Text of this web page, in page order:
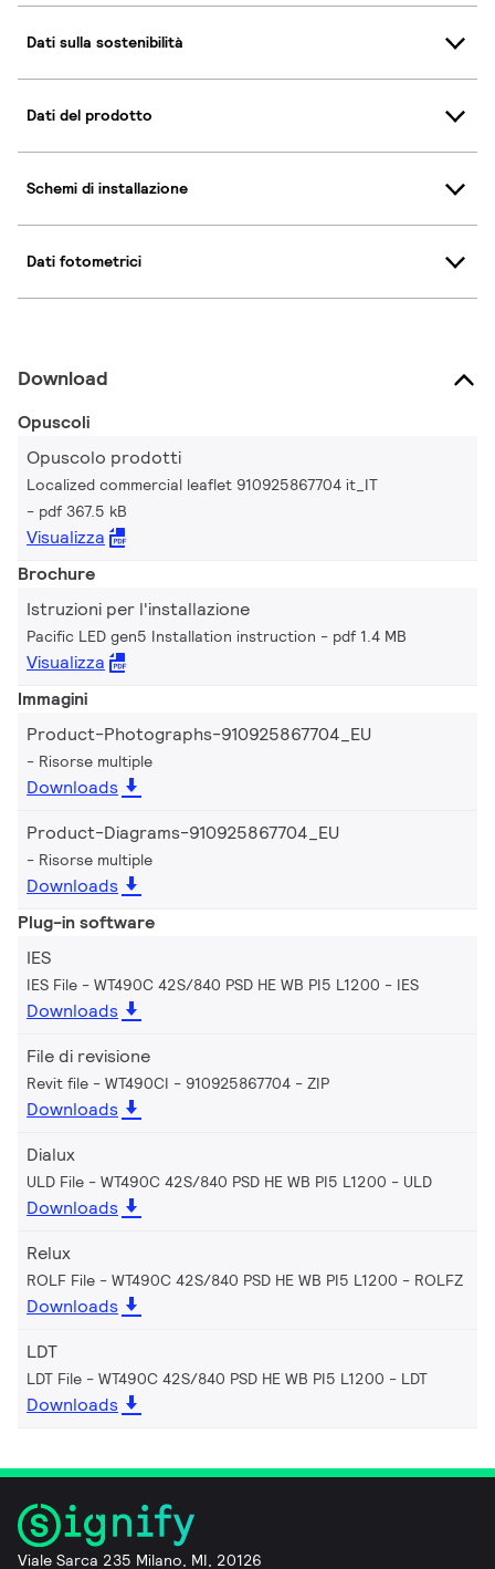
Dati sulla sostenibilità
Dati del prodotto
Schemi di installazione
Dati fotometrici
Download
Opuscoli
Opuscolo prodotti
Localized commercial leaflet 910925867704 it_IT
pdf 367.5 kB
Visualizza
Brochure
Istruzioni per l'installazione
Pacific LED gen5 Installation instruction pdf 1.4 MB
Visualizza
Immagini
Product-Photographs-910925867704_EU
Risorse multiple
Downloads
Product-Diagrams-910925867704_EU
Risorse multiple
Downloads
Plug-in software
IES
IES File - WT490C 42S/840 PSD HE WB PI5 L1200 IES
Downloads
File di revisione
Revit file - WT490CI - 910925867704 ZIP
Downloads
Dialux
ULD File - WT490C 42S/840 PSD HE WB PI5 L1200 ULD
Downloads
Relux
ROLF File - WT490C 42S/840 PSD HE WB PI5 L1200 ROLFZ
Downloads
LDT
LDT File - WT490C 42S/840 PSD HE WB PI5 L1200 LDT
Downloads
Viale Sarca 235 Milano, MI, 20126